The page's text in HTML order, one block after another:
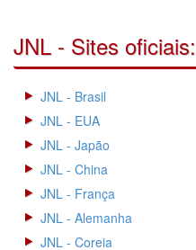
JNL - Sites oficiais:
JNL - Brasil
JNL - EUA
JNL - Japão
JNL - China
JNL - França
JNL - Alemanha
JNL - Coreia